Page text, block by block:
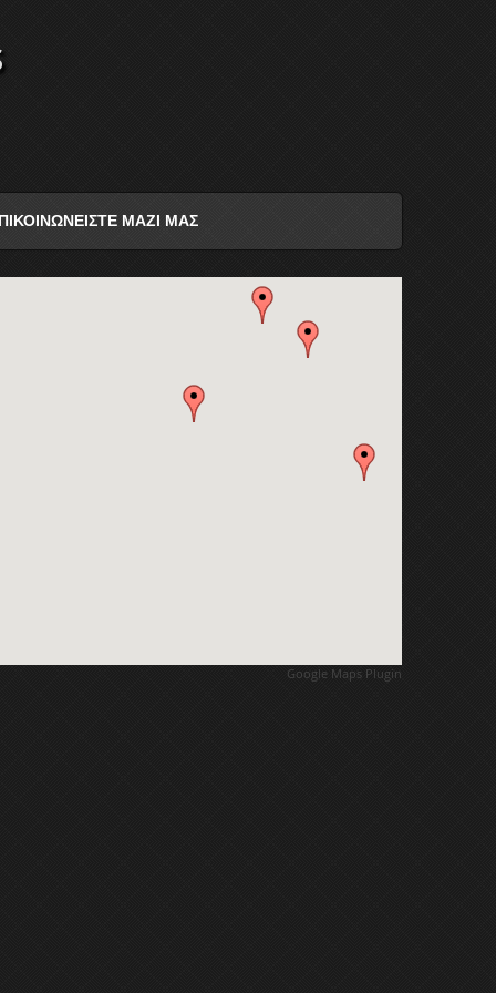
ΜΑΖΙ ΜΑΣ
Google Maps Plugin